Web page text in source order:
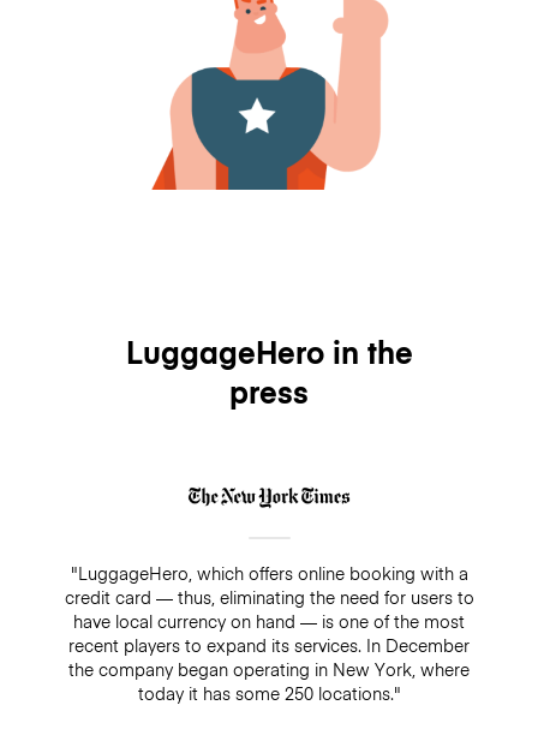
LuggageHero in the
press
"LuggageHero, which offers online booking with a
credit card — thus, eliminating the need for users to
have local currency on hand — is one of the most
recent players to expand its services. In December
the company began operating in New York, where
today it has some 250 locations."